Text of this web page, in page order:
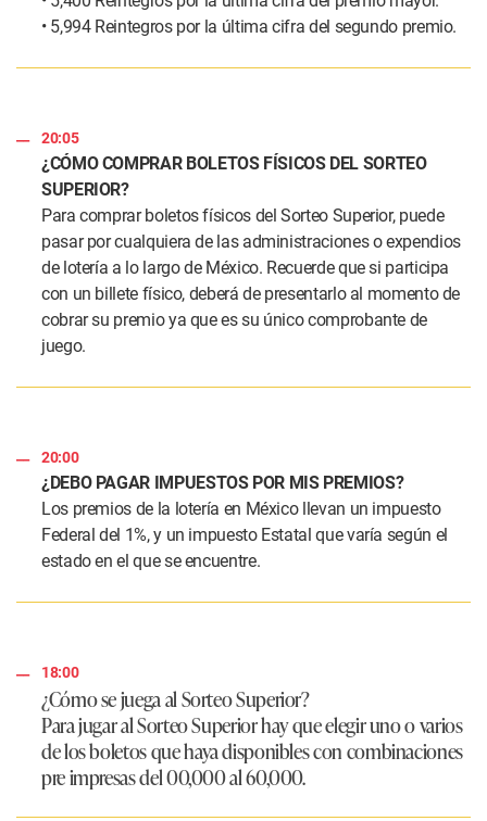
• 5,994 Reintegros por la última cifra del segundo premio.
20:05
¿CÓMO COMPRAR BOLETOS FÍSICOS DEL SORTEO
SUPERIOR?
Para comprar boletos físicos del Sorteo Superior, puede
pasar por cualquiera de las administraciones o expendios
de lotería a lo largo de México. Recuerde que si participa
con un billete físico, deberá de presentarlo al momento de
cobrar su premio ya que es su único comprobante de
juego.
20:00
¿DEBO PAGAR IMPUESTOS POR MIS PREMIOS?
Los premios de la lotería en México llevan un impuesto
Federal del 1%, y un impuesto Estatal que varía según el
estado en el que se encuentre.
18:00
¿Cómo se juega al Sorteo Superior?
Para jugar al Sorteo Superior hay que elegir uno o varios
de los boletos que haya disponibles con combinaciones
pre impresas del 00,000 al 60,000.